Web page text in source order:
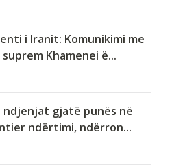
i Iranit: Komunikimi me
Khamenei ë...
ndjenjat gjatë punës në
ndërtimi, ndërron...